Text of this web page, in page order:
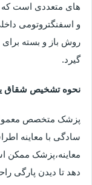
های متعددی است که
و اسفنگتروتومی
روش باز و بسته
گیرد.
نحوه تشخیص شقاق
پزشک متخصص
سادگی با معاینه
معاینه،پزشک ممکن
دهد تا دیدن پارگی